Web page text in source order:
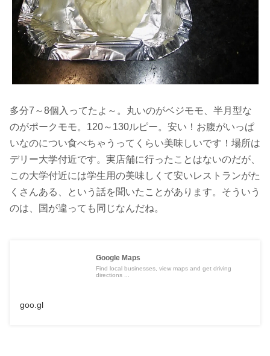
多分7～8個入ってたよ～。丸いのがベジモモ、半月型な
のがポークモモ。120～130ルピー。安い！お腹がいっぱ
いなのについ食べちゃうってくらい美味しいです！場所は
デリー大学付近です。実店舗に行ったことはないのだが、
この大学付近には学生用の美味しくて安いレストランがた
くさんある、という話を聞いたことがあります。そういう
のは、国が違っても同じなんだね。
Google Maps
Find local businesses, view maps and get driving
directions ...
goo.gl